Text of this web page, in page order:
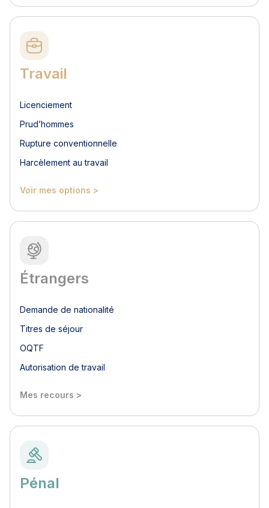
Travail
Licenciement
Prud’hommes
Rupture conventionnelle
Harcèlement au travail
Voir mes options >
Étrangers
Demande de nationalité
Titres de séjour
OQTF
Autorisation de travail
Mes recours >
Pénal